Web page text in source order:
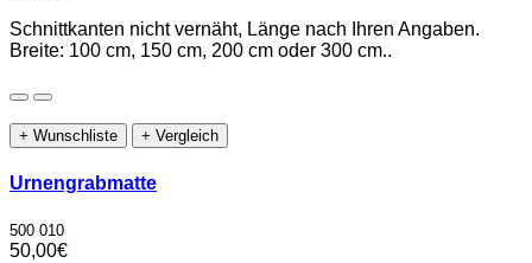
Schnittkanten nicht vernäht, Länge nach Ihren Angaben.
Breite: 100 cm, 150 cm, 200 cm oder 300 cm..
+ Wunschliste + Vergleich
Urnengrabmatte
500 010
50,00€